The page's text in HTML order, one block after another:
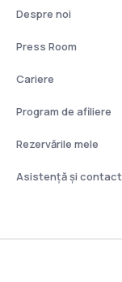
Despre noi
Press Room
Cariere
Program de afiliere
Rezervările mele
Asistenţă şi contact